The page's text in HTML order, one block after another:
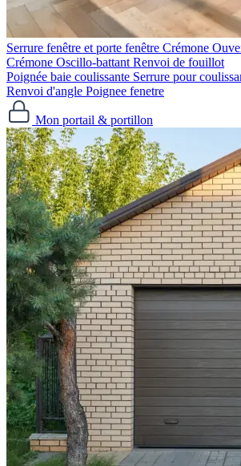
Serrure fenêtre et porte fenêtre Crémone
Crémone Oscillo-battant Renvoi de fouillot
Poignée baie coulissante Serrure pour
Renvoi d'angle Poignee fenetre
Mon portail & portillon